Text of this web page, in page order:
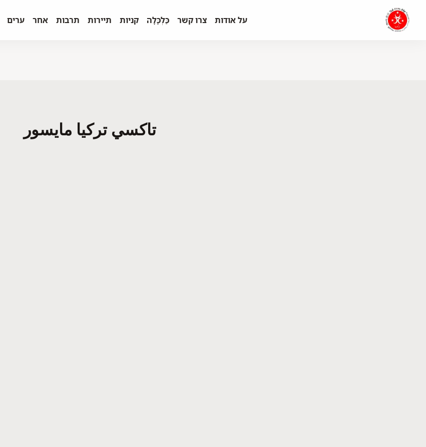
על אודות צרו קשר כַּלְכָּלָה קניות תיירות תרבות אחר ערים
تاكسي تركيا مايسور